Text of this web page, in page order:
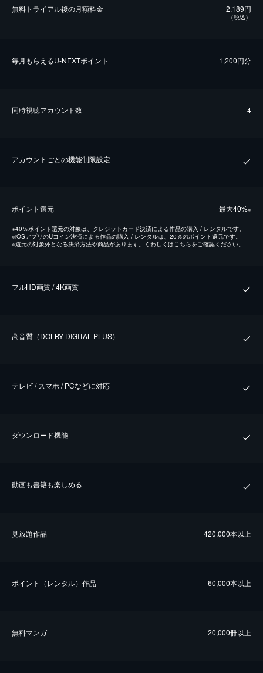
無料トライアル後の⽉額料金 2,189円
（税込）
毎⽉もらえるU-NEXTポイント 1,200円分
同時視聴アカウント数 4
アカウントごとの機能制限設定
ポイント還元 最⼤40%※
※40％ポイント還元の対象は、クレジットカード決済による作品の購入 / レンタルです。
※iOSアプリのUコイン決済による作品の購入 / レンタルは、20％のポイント還元です。
※還元の対象外となる決済方法や商品があります。くわしくは こちらをご確認ください。
フルHD画質 / 4K画質
⾼⾳質（DOLBY DIGITAL PLUS）
テレビ / スマホ / PCなどに対応
ダウンロード機能
動画も書籍も楽しめる
⾒放題作品 420,000本以上
ポイント（レンタル）作品 60,000本以上
無料マンガ 20,000冊以上